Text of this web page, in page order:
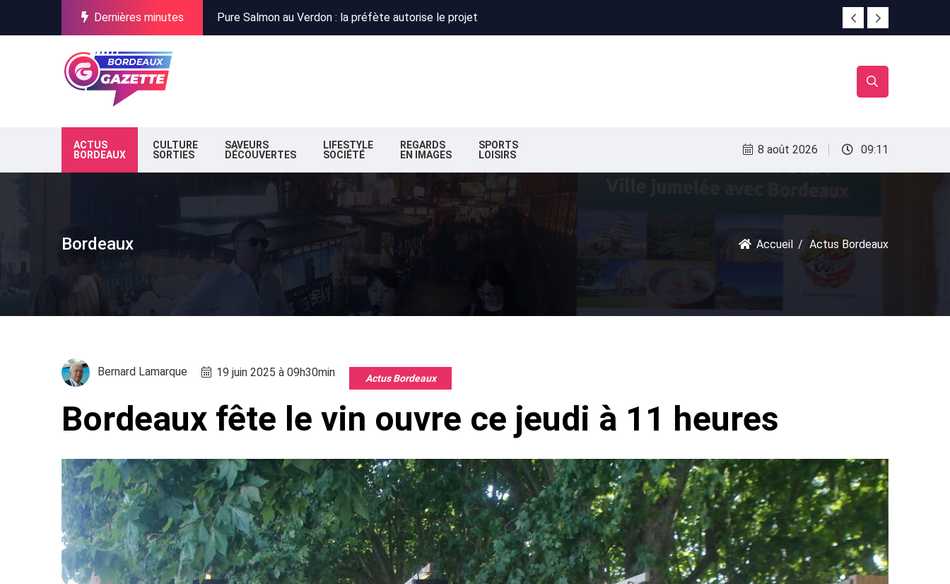
Dernières minutes
Incendies en Gironde : Obispo, Zazie et Renaud réunis pour un concert caritatif à Floirac
Stationnement à Bordeaux : la nouvelle majorité change de cap
ACTUS
BORDEAUX
CULTURE
SORTIES
SAVEURS
DÉCOUVERTES
LIFESTYLE
SOCIÉTÉ
REGARDS
EN IMAGES
SPORTS
LOISIRS
8 août 2026 09:11
Bordeaux Accueil Actus Bordeaux
Bernard Lamarque 19 juin 2025 à 09h30min Actus Bordeaux
Bordeaux fête le vin ouvre ce jeudi à 11 heures